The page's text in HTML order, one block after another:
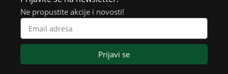
Ne propustite akcije i novosti!
Prijavi se